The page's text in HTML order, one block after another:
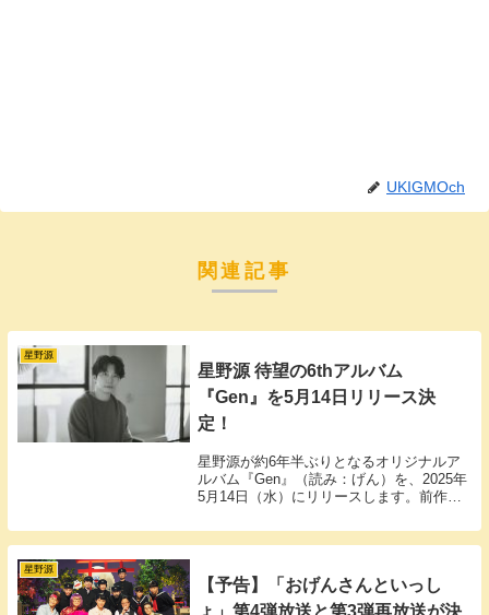
UKIGMOch
関連記事
星野源
星野源 待望の6thアルバム
『Gen』を5月14日リリース決
定！
星野源が約6年半ぶりとなるオリジナルア
ルバム『Gen』（読み：げん）を、2025年
5月14日（水）にリリースします。前作
は、ファン待望の一枚です。
星野源
【予告】「おげんさんといっし
ょ」第4弾放送と第3弾再放送が決